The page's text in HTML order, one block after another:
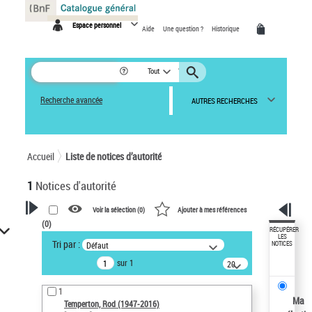
Espace personnel Aide Une question ? Historique
Tout
Recherche avancée AUTRES RECHERCHES
Accueil Liste de notices d’autorité
1 Notices d'autorité
VOTRE RECHERCHE
Recherche avancée dans les
notices d’autorité
Œuvres liées à l'auteur :
Temperton, Rod (1947-2016)
Voir la sélection (0) Ajouter à mes références
(0)
Tri par : Défaut
sur 1
20
résultats/page
1
Temperton, Rod (1947-2016)
RÉCUPÉRER
LES
NOTICES
Ma
Panneau de gestion des cookies